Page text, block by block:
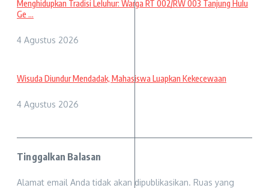
Menghidupkan Tradisi Leluhur: Warga RT 002/RW 003 Tanjung Hulu
Ge ...
4 Agustus 2026
Wisuda Diundur Mendadak, Mahasiswa Luapkan Kekecewaan
4 Agustus 2026
Tinggalkan Balasan
Alamat email Anda tidak akan dipublikasikan. Ruas yang